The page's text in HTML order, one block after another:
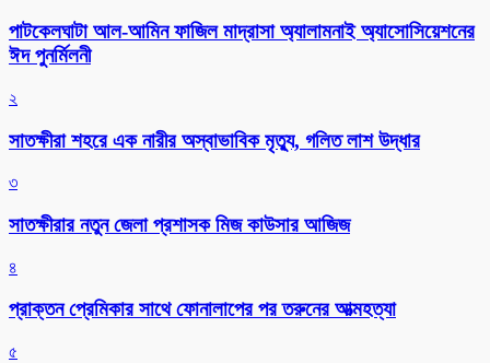
পাটকেলঘাটা আল-আমিন ফাজিল মাদ্রাসা অ্যালামনাই অ্যাসোসিয়েশনের
ঈদ পুনর্মিলনী
২
সাতক্ষীরা শহরে এক নারীর অস্বাভাবিক মৃত্যু, গলিত লাশ উদ্ধার
৩
সাতক্ষীরার নতুন জেলা প্রশাসক মিজ কাউসার আজিজ
৪
প্রাক্তন প্রেমিকার সাথে ফোনালাপের পর তরুনের আত্মহত্যা
৫